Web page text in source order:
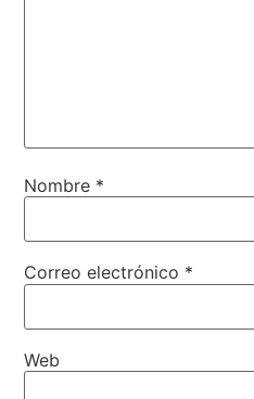
Nombre *
Correo electrónico *
Web